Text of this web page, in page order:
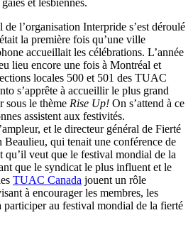
l’organisation Interpride s’est déroulé
la première fois qu’une ville
accueillait les célébrations. L’année
lieu encore une fois à Montréal et
locales 500 et 501 des TUAC
s’apprête à accueillir le plus grand
sous le thème Rise Up! On s’attend à ce
assistent aux festivités.
et le directeur général de Fierté
qui tenait une conférence de
qu’il veut que le festival mondial de la
que le syndicat le plus influent et le
TUAC Canada jouent un rôle
à encourager les membres, les
participer au festival mondial de la fierté